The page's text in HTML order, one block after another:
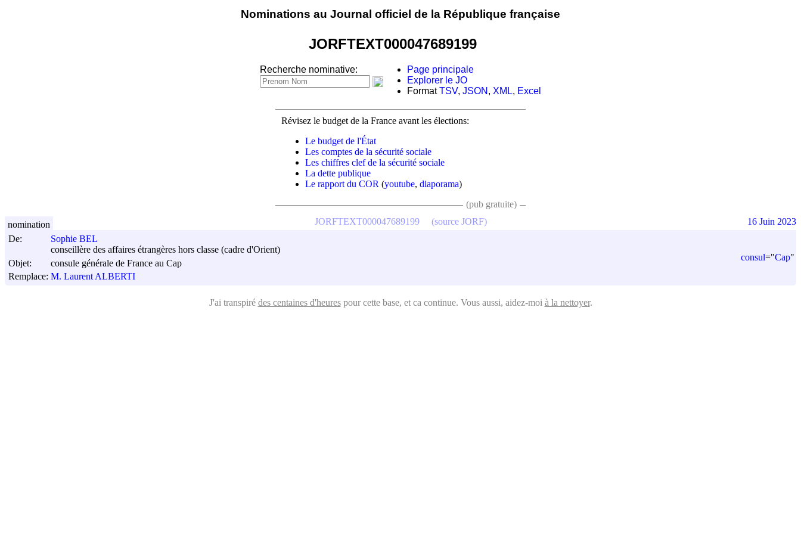
Nominations au Journal officiel de la République française
JORFTEXT000047689199
Recherche nominative:
Page principale
Explorer le JO
FormatTSV, JSON , XML, Excel
Révisez le budget de la France avant les élections:
Le budget de l'État
Les comptes de la sécurité sociale
Les chiffres clef de la sécurité sociale
La dette publique
Le rapport du COR (youtube, diaporama)
(pub gratuite)
De:
Sophie BEL
conseillère des affaires étrangères hors classe (cadre d'Orient)
Objet:
consule générale de France au Cap
Remplace: M. Laurent ALBERTI
consul="Cap"
JORFTEXT000047689199 (source JORF)
nomination 16 Juin 2023
J'ai transpiré des centaines d'heurespour cette base, et ca continue. Vous aussi, aidez-moi à la nettoyer.